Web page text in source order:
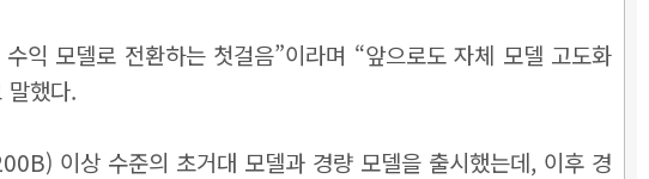
익 모델로 전환하는 첫걸음”이라며 “앞으로도 자체 모델 고도화
말했다.
이상 수준의 초거대 모델과 경량 모델을 출시했는데, 이후 경